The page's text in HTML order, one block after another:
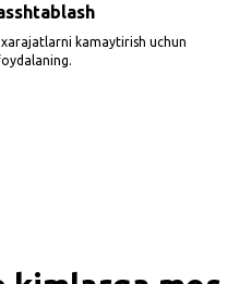
kamaytirish uchun